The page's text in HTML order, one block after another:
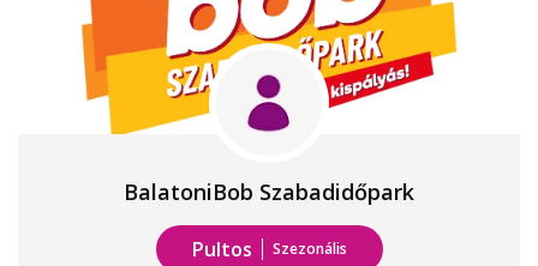
BalatoniBob Szabadidőpark
Pultos Szezonális